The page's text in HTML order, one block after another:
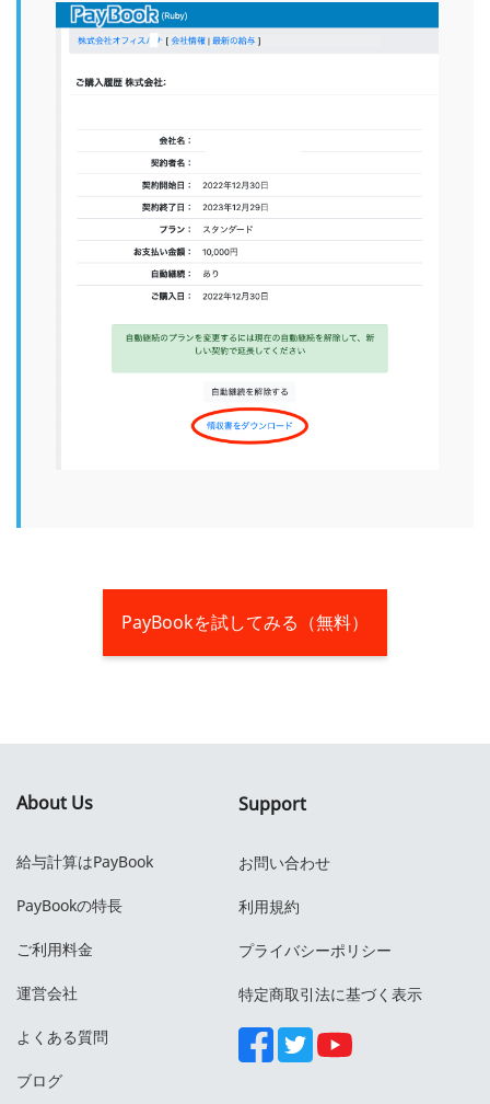
PayBookを試してみる（無料）
About Us
給与計算はPayBook
PayBookの特長
ご利用料金
運営会社
よくある質問
ブログ
Support
お問い合わせ
利用規約
プライバシーポリシー
特定商取引法に基づく表示